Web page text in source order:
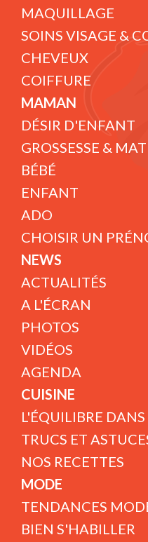
MAQUILLAGE
SOINS VISAGE &
CHEVEUX
COIFFURE
MAMAN
DÉSIR D'ENFANT
GROSSESSE &
BÉBÉ
ENFANT
ADO
CHOISIR UN
NEWS
ACTUALITÉS
A L'ÉCRAN
PHOTOS
VIDÉOS
AGENDA
CUISINE
L'ÉQUILIBRE
TRUCS ET
NOS RECETTES
MODE
TENDANCES
BIEN S'HABILLER